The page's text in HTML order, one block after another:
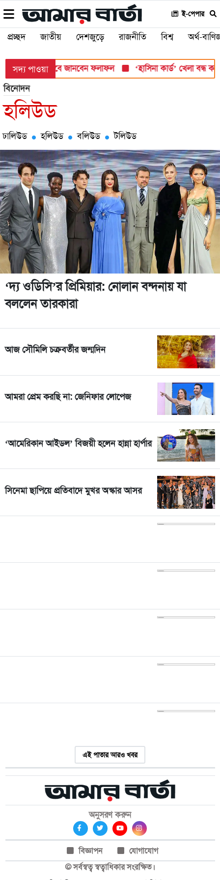
ই-পেপার
প্রচ্ছদ জাতীয় দেশজুড়ে রাজনীতি বিশ্ব অর্থ-
সদ্য পাওয়াযেভাবে জানবেন ফলাফল ‘হাসিনা কার্ড’ খেলা বন্ধ করতে
বিনোদন
হলিউড
ঢালিউড হলিউড বলিউড টলিউড
‘দ্য ওডিসি’র প্রিমিয়ার: নোলান বন্দনায় যা
বললেন তারকারা
আজ সৌমিলি চক্রবর্তীর জন্মদিন
আমরা প্রেম করছি না: জেনিফার লোপেজ
‘আমেরিকান আইডল’ বিজয়ী হলেন হান্না হার্পার
সিনেমা ছাপিয়ে প্রতিবাদে মুখর অস্কার আসর
এই পাতার আরও খবর
অনুসরণ করুন
বিজ্ঞাপন
যোগাযোগ
© সর্বস্বত্ব স্বত্বাধিকার সংরক্ষিত।